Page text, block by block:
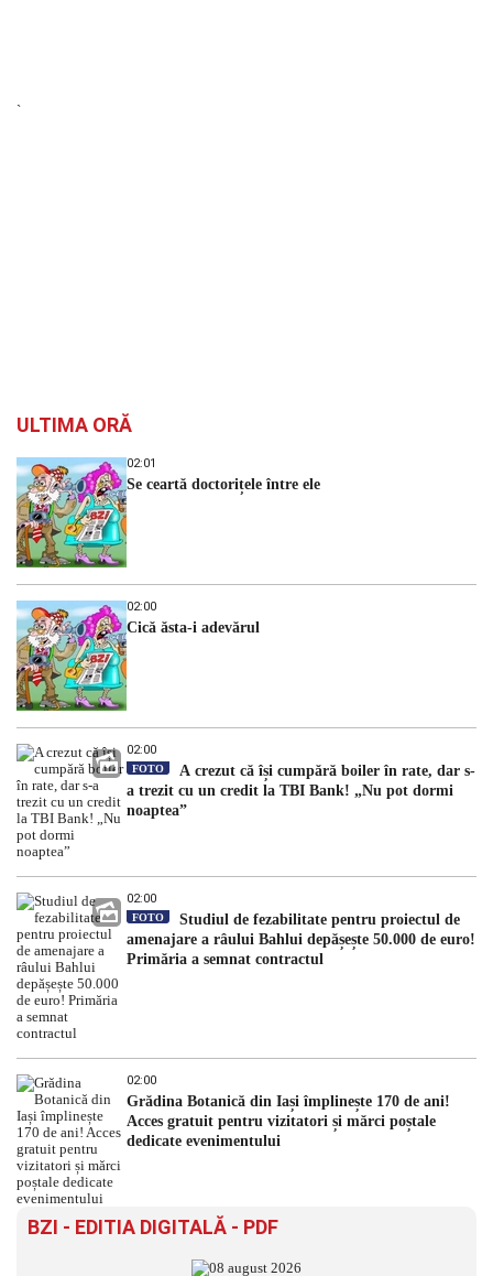
`
ULTIMA ORĂ
02:01
Se ceartă doctorițele între ele
02:00
Cică ăsta-i adevărul
02:00
FOTO
A crezut că își cumpără boiler în rate, dar s-
a trezit cu un credit la TBI Bank! „Nu pot dormi
noaptea”
02:00
FOTO
Studiul de fezabilitate pentru proiectul de
amenajare a râului Bahlui depășește 50.000 de euro!
Primăria a semnat contractul
02:00
Grădina Botanică din Iași împlinește 170 de ani!
Acces gratuit pentru vizitatori și mărci poștale
dedicate evenimentului
BZI - EDITIA DIGITALĂ - PDF